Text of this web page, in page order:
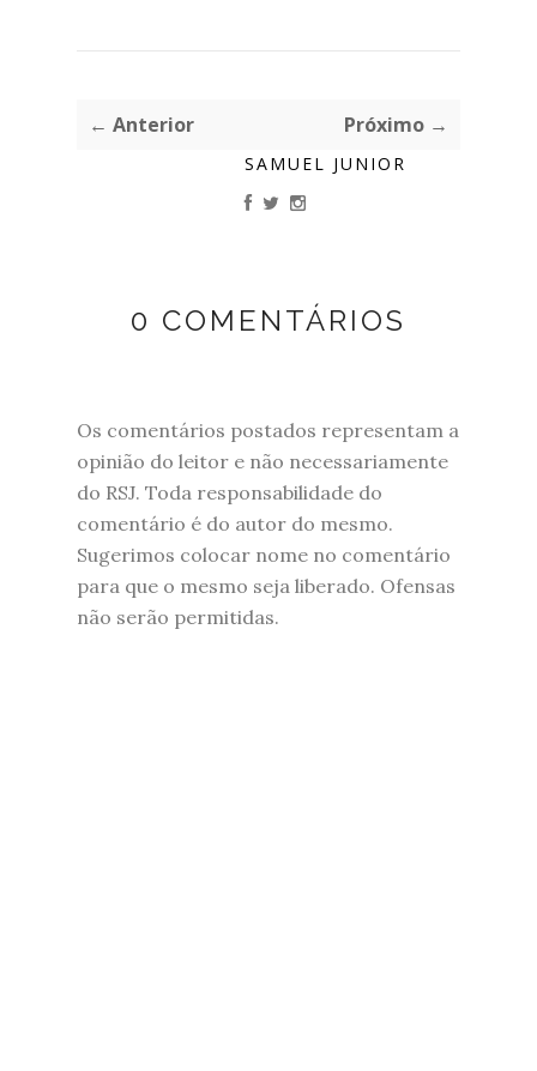
← Anterior Próximo →
SAMUEL JUNIOR
0 COMENTÁRIOS
Os comentários postados representam a
opinião do leitor e não necessariamente
do RSJ. Toda responsabilidade do
comentário é do autor do mesmo.
Sugerimos colocar nome no comentário
para que o mesmo seja liberado. Ofensas
não serão permitidas.